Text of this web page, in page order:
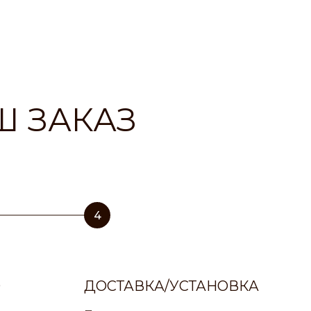
ЗАКАЗ
4
ДОСТАВКА/УСТАНОВКА